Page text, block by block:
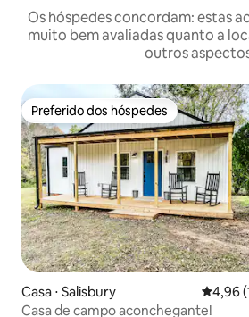
Os hóspedes concordam: estas
muito bem avaliadas quanto a
outros
Preferido dos hóspedes
Preferido dos hóspedes
Casa ⋅ Salisbury 4,96
4,96
Casa de campo aconchegante!